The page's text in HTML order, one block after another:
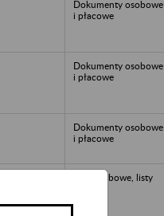
Dokumenty osobowe
i płacowe
Dokumenty osobowe
i płacowe
Dokumenty osobowe
i płacowe
akta osobowe, listy